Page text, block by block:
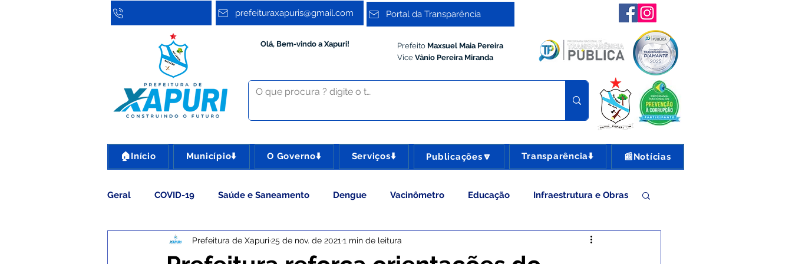
prefeituraxapuris@gmail.com Portal da Transparência
Olá, Bem-vindo a Xapuri! Prefeito Maxsuel Maia Pereira
Vice Vânio Pereira Miranda
🏠Início Município⬇️ O Governo⬇️ Serviços⬇️ Publicações🔽 Transparência⬇️ 📰Notícias
Geral COVID-19 Saúde e Saneamento Dengue Vacinômetro Educação Infraestrutura e Obras
Assistência Social Cultura Esporte e Lazer Administração e Gestão
Prefeitura de Xapuri 25 de nov. de 2021 1 min de leitura